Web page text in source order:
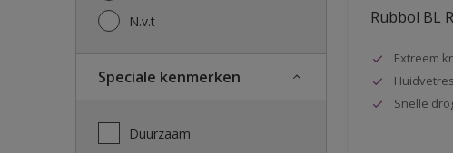
N.v.t
Speciale kenmerken
Duurzaam
Rubbol BL
Extreem
Snelle